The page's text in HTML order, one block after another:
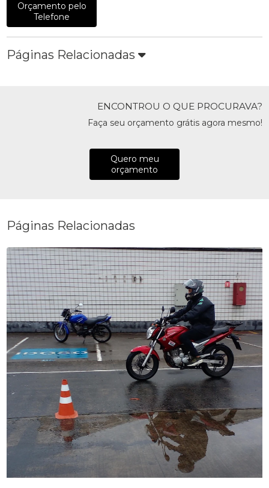
Orçamento pelo
Telefone
Páginas Relacionadas
ENCONTROU O QUE PROCURAVA?
Faça seu orçamento grátis agora mesmo!
Quero meu
orçamento
Páginas Relacionadas